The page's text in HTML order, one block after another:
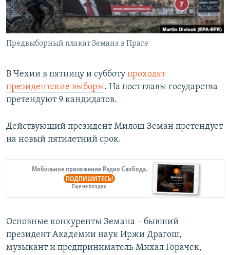
Հայերեն
English
Все сайты Радио Азатутюн
Предвыборный плакат Земана в Праге
В Чехии в пятницу и субботу проходят
президентские выборы. На пост главы государства
претендуют 9 кандидатов.
Действующий президент Милош Земан претендует
на новый пятилетний срок.
Мобильное приложение Радио Свобода.
ПОДПИШИТЕСЬ!
Еще не поздно
Основные конкуренты Земана – бывший
президент Академии наук Иржи Драгош,
музыкант и предприниматель Михал Горачек,